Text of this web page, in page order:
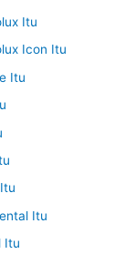
Itu
Icon Itu
Itu
Itu
Itu